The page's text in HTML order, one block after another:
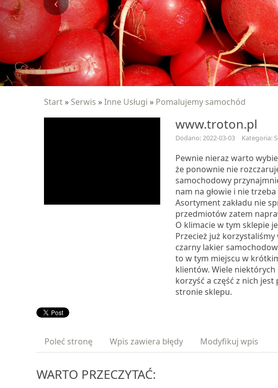
Start » Serwis »Inne Usługi » Pomalujemy samochód
www.troton.pl
Dodano: 2022-03-03 Kategoria:
Pewnie nieraz warto
że ponownie nie
samochodowy
nam na głowie i nie
Asortyment zakładu nie
przedmiotów zatem
O klimacie w tym sklepie
Przecież już
czarny lakier
to w tym miejscu w
klientów. Wiele
korzyść a część z nich
stronie sklepu.
Poleć stronę Wpis zawiera błędy Modyfikuj wpis
WARTO PRZECZYTAĆ: